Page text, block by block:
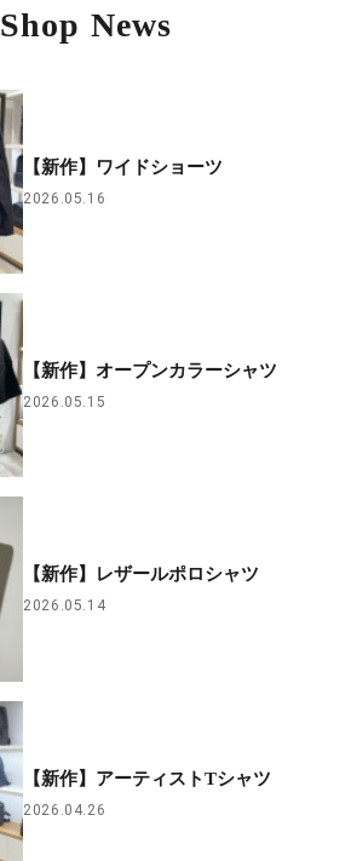
Shop News
【新作】ワイドショーツ
2026.05.16
【新作】オープンカラーシャツ
2026.05.15
【新作】レザールポロシャツ
2026.05.14
【新作】アーティストTシャツ
2026.04.26